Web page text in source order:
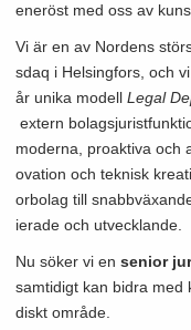
eneröst med oss av
Vi är en av Nordens
sdaq i Helsingfors, och
år unika modell Legal
extern
moderna, proaktiva och
ovation och teknisk
orbolag till
ierade och utvecklande.
Nu söker vi en senior
samtidigt kan bidra med
diskt område.